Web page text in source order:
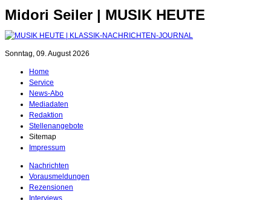
Midori Seiler | MUSIK HEUTE
Sonntag, 09. August 2026
Home
Service
News-Abo
Mediadaten
Redaktion
Stellenangebote
Sitemap
Impressum
Nachrichten
Vorausmeldungen
Rezensionen
Interviews